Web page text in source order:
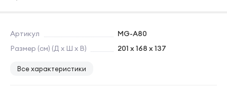
Артикул
MG-A80
Размер (см) (Д х Ш х В)
201 x 168 x 137
Все характеристики